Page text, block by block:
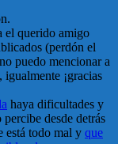
el querido amigo
(perdón el
puedo mencionar a
¡gracias
haya dificultades y
desde detrás
está todo mal y que